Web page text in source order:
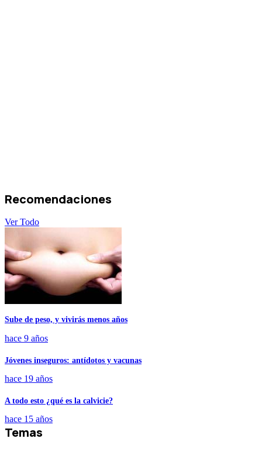
Recomendaciones
Ver Todo
Sube de peso, y vivirás menos años
hace 9 años
Jóvenes inseguros: antídotos y vacunas
hace 19 años
A todo esto ¿qué es la calvicie?
hace 15 años
Temas